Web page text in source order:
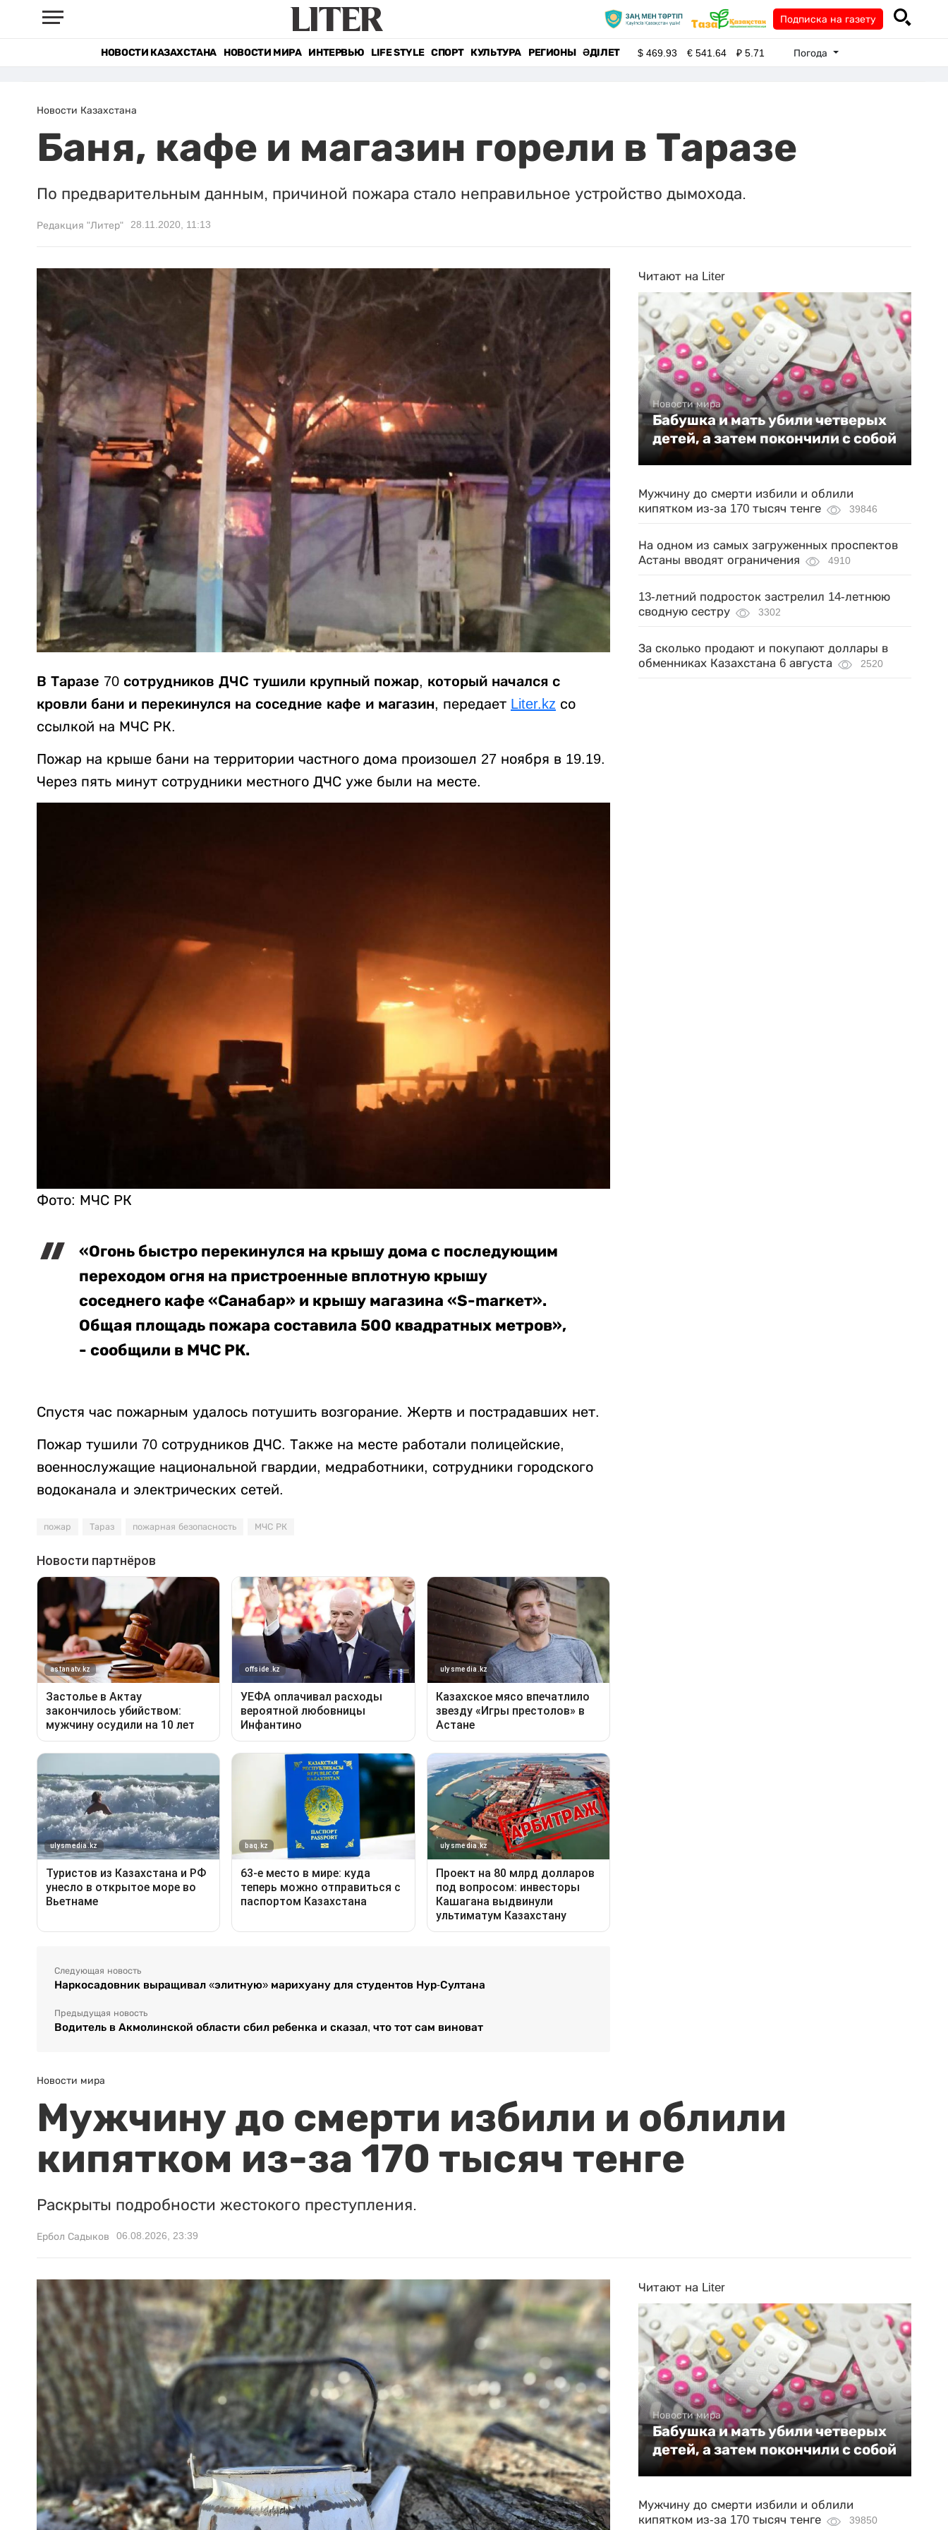
Подписка на газету
НОВОСТИ КАЗАХСТАНА НОВОСТИ МИРА ИНТЕРВЬЮ LIFE STYLE СПОРТ КУЛЬТУРА РЕГИОНЫ ӘДІЛЕТ $469.93 €541.64 ₽5.71 Погода
Новости Казахстана
Баня, кафе и магазин горели в Таразе
По предварительным данным, причиной пожара стало неправильное устройство дымохода.
Редакция "Литер" 28.11.2020, 11:13
В Таразе 70 сотрудников ДЧС тушили крупный пожар, который начался с
кровли бани и перекинулся на соседние кафе и магазин, передает Liter.kz со
ссылкой на МЧС РК.
Пожар на крыше бани на территории частного дома произошел 27 ноября в 19.19.
Через пять минут сотрудники местного ДЧС уже были на месте.
Фото: МЧС РК
«Огонь быстро перекинулся на крышу дома с последующим
переходом огня на пристроенные вплотную крышу
соседнего кафе «Санабар» и крышу магазина «S-marкет».
Общая площадь пожара составила 500 квадратных метров»,
- сообщили в МЧС РК.
Спустя час пожарным удалось потушить возгорание. Жертв и пострадавших нет.
Пожар тушили 70 сотрудников ДЧС. Также на месте работали полицейские,
военнослужащие национальной гвардии, медработники, сотрудники городского
водоканала и электрических сетей.
пожар Тараз пожарная безопасность МЧС РК
Следующая новость
Наркосадовник выращивал «элитную» марихуану для студентов Нур-Султана
Предыдущая новость
Водитель в Акмолинской области сбил ребенка и сказал, что тот сам виноват
Читают на Liter
Новости мира
Бабушка и мать убили четверых
детей, а затем покончили с собой
Мужчину до смерти избили и облили
кипятком из-за 170 тысяч тенге
39846
На одном из самых загруженных проспектов
Астаны вводят ограничения
4910
13-летний подросток застрелил 14-летнюю
сводную сестру
3302
За сколько продают и покупают доллары в
обменниках Казахстана 6 августа
2520
Новости мира
Мужчину до смерти избили и облили
кипятком из-за 170 тысяч тенге
Раскрыты подробности жестокого преступления.
Ербол Садыков 06.08.2026, 23:39
Читают на Liter
Новости мира
Бабушка и мать убили четверых
детей, а затем покончили с собой
Мужчину до смерти избили и облили
кипятком из-за 170 тысяч тенге
39850